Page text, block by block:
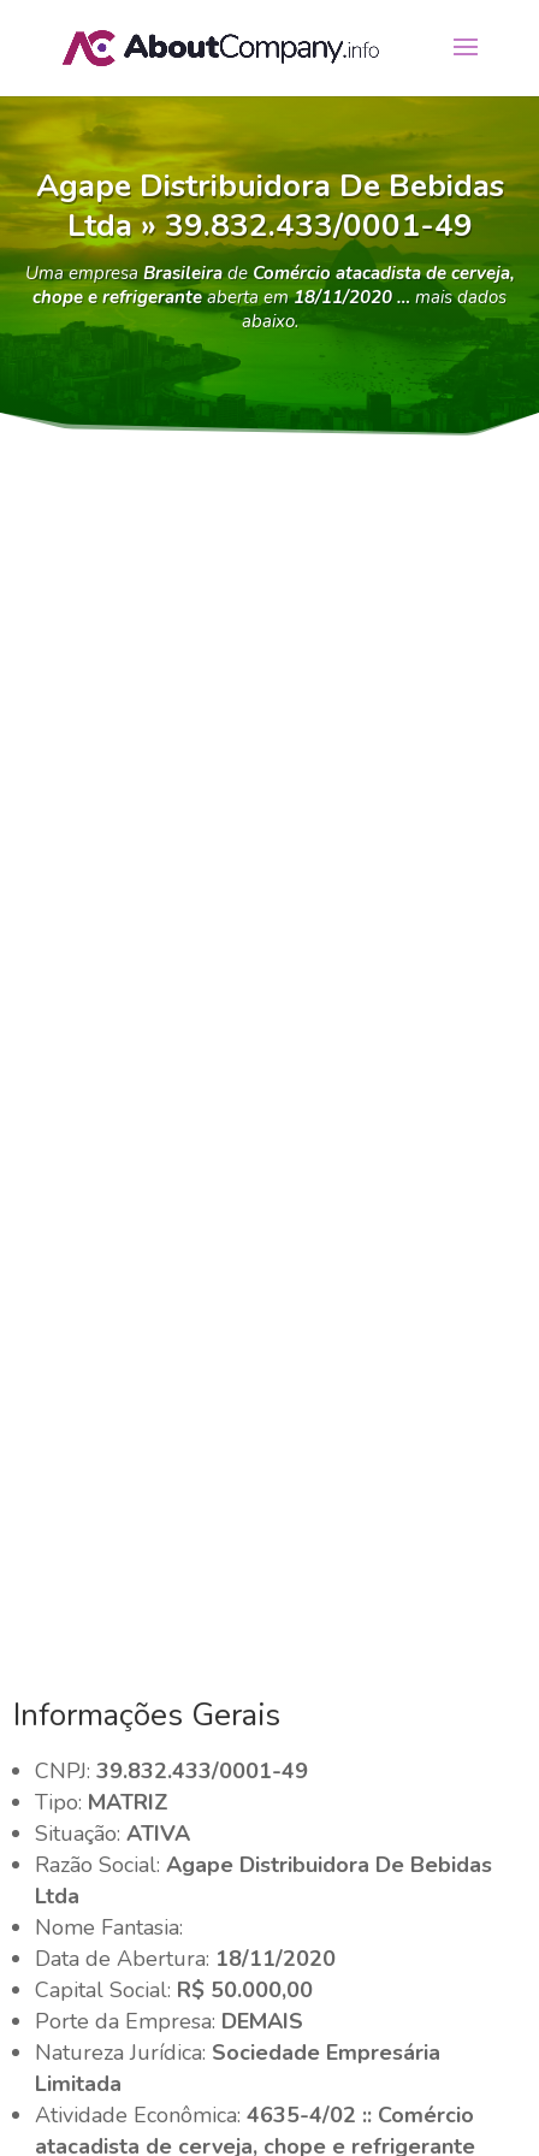
Agape Distribuidora De Bebidas
Ltda » 39.832.433/0001-49
Uma empresa BrasileiradeComércio atacadista de cerveja,
chope e refrigeranteaberta em18/11/2020 … mais dados
abaixo.
Informações Gerais
CNPJ:39.832.433/0001-49
Tipo: MATRIZ
Situação:ATIVA
Razão Social:Agape Distribuidora De Bebidas
Ltda
Nome Fantasia:
Data de Abertura: 18/11/2020
Capital Social: R$ 50.000,00
Porte da Empresa: DEMAIS
Natureza Jurídica: Sociedade Empresária
Limitada
Atividade Econômica:4635-4/02 :: Comércio
atacadista de cerveja, chope e refrigerante